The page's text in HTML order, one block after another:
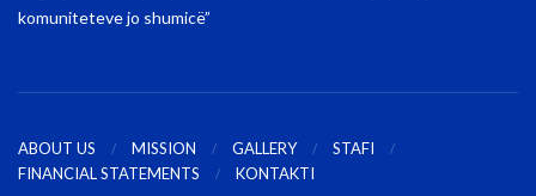
komuniteteve jo shumicë”
ABOUT US MISSION GALLERY
STAFI
FINANCIAL STATEMENTS
KONTAKTI